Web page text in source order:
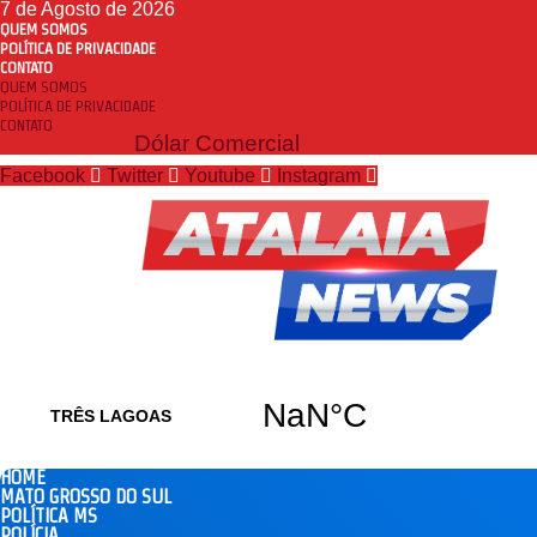
7 de Agosto de 2026
QUEM SOMOS
POLÍTICA DE PRIVACIDADE
CONTATO
QUEM SOMOS
POLÍTICA DE PRIVACIDADE
CONTATO
Dólar Comercial
Facebook Twitter Youtube Instagram
HOME
MATO GROSSO DO SUL
POLÍTICA MS